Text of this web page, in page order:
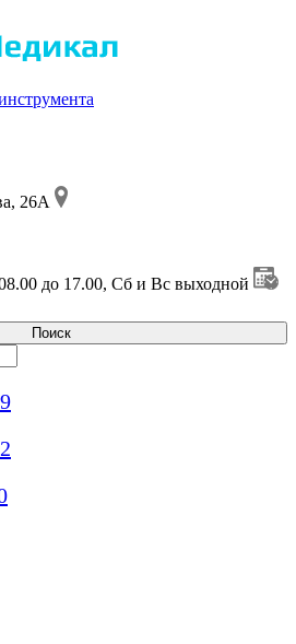
26А
до 17.00, Сб и Вс выходной